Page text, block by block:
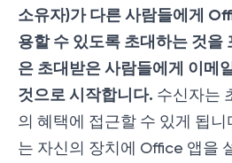
소유자)가 다른 사람들에게
용할 수 있도록 초대하는 것을
은 초대받은 사람들에게 이메
것으로 시작합니다. 수신자는
의 혜택에 접근할 수 있게 됩
는 자신의 장치에 Office 앱을